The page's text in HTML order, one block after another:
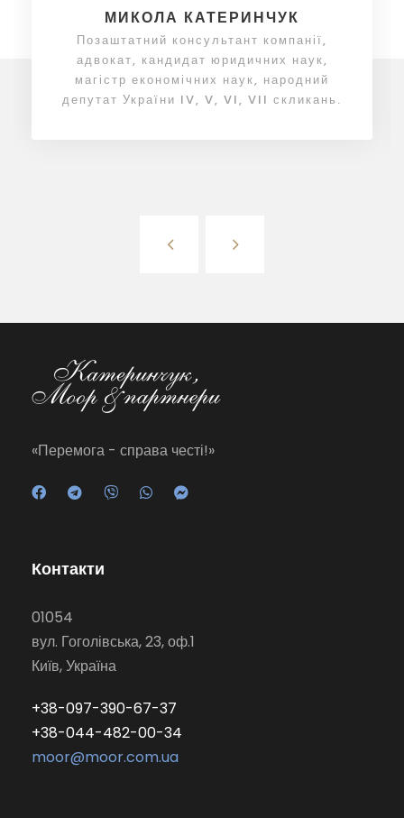
МИКОЛА КАТЕРИНЧУК
Позаштатний консультант компанії,
адвокат, кандидат юридичних наук,
магістр економічних наук, народний
депутат України IV, V, VI, VII скликань.
«Перемога - справа честі!»
Контакти
01054
вул. Гоголівська, 23, оф.1
Київ, Україна
+38-097-390-67-37
+38-044-482-00-34
moor@moor.com.ua